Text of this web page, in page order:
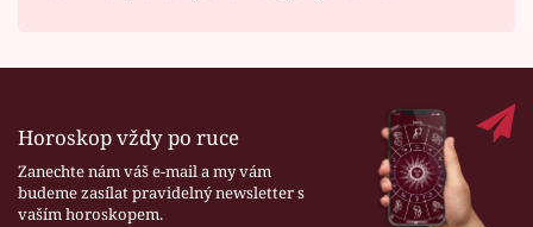
Horoskop vždy po ruce
Zanechte nám váš e-mail a my vám
budeme zasílat pravidelný newsletter s
vaším horoskopem.